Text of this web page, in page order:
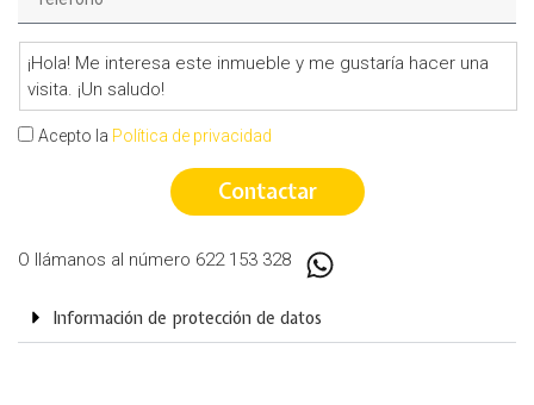
¡Hola! Me interesa este inmueble y me gustaría hacer una
visita. ¡Un saludo!
Acepto la Política de privacidad
Contactar
O llámanos al número 622 153 328
Información de protección de datos